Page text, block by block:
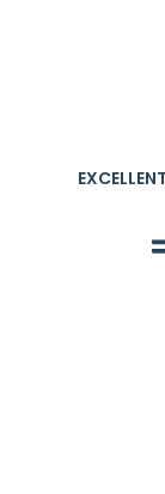
EXCELLENT